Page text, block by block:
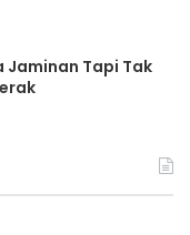
Jaminan Tapi Tak